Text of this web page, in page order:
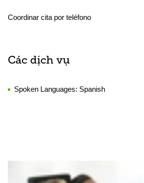
Coordinar cita por teléfono
Các dịch vụ
Spoken Languages: Spanish